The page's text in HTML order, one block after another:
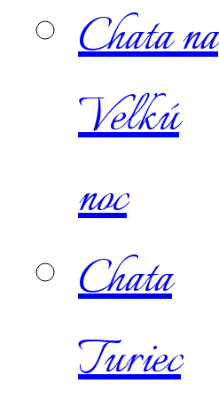
Chata na
Veľkú
noc
Chata
Turiec